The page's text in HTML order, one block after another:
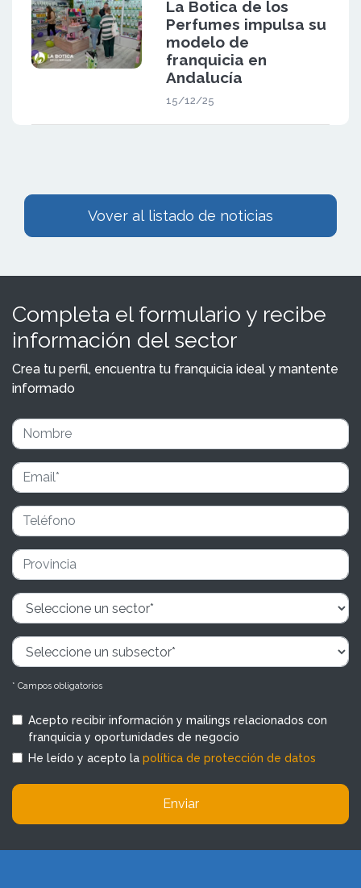
La Botica de los
Perfumes impulsa su
modelo de
franquicia en
Andalucía
15/12/25
Vover al listado de noticias
Completa el formulario y recibe
información del sector
Crea tu perfil, encuentra tu franquicia ideal y mantente
informado
* Campos obligatorios
Acepto recibir información y mailings relacionados con
franquicia y oportunidades de negocio
He leído y acepto la política de protección de datos
Enviar